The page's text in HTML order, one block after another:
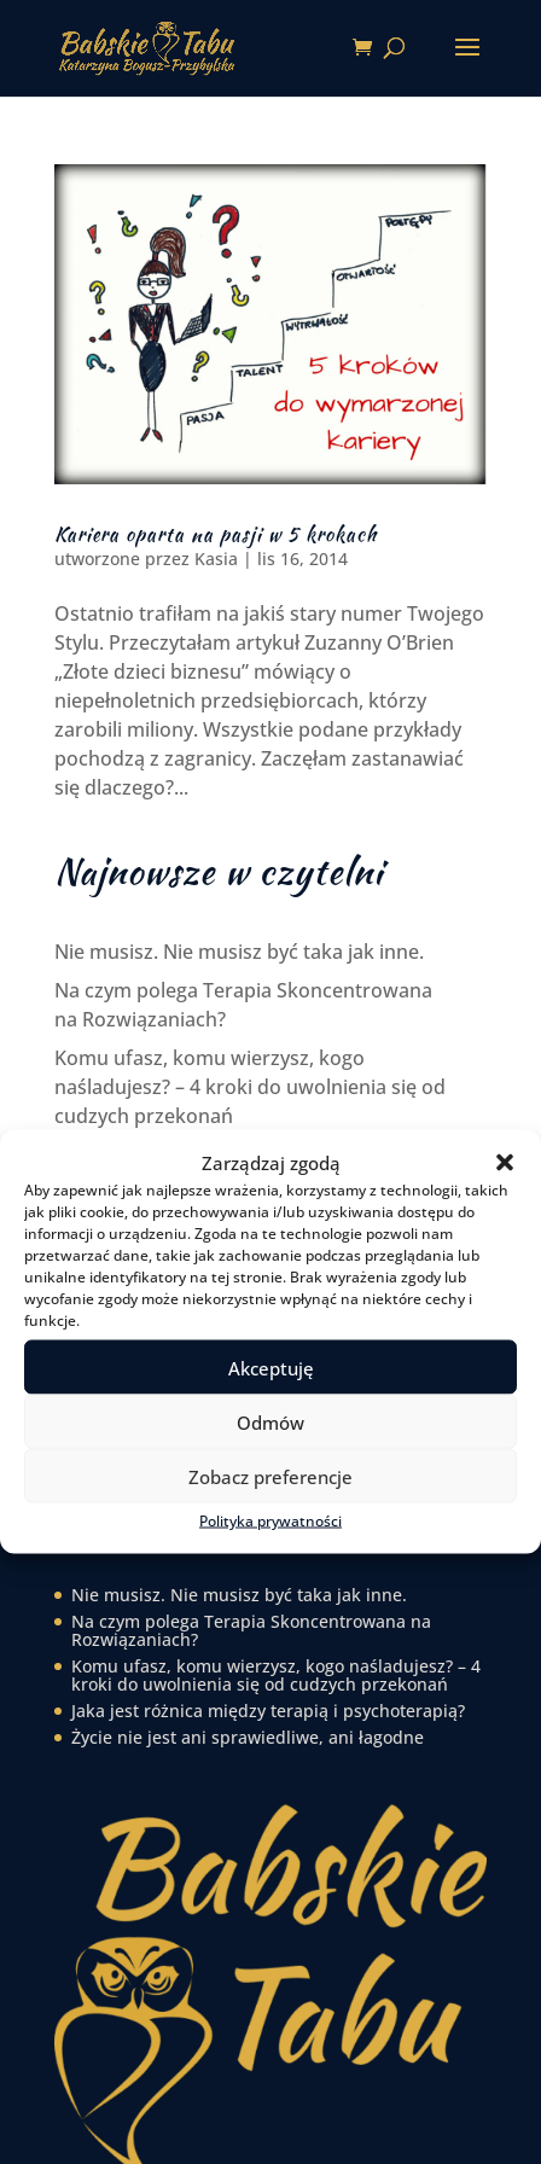
Zarządzaj zgodą
Aby zapewnić jak najlepsze wrażenia, korzystamy z technologii, takich
jak pliki cookie, do przechowywania i/lub uzyskiwania dostępu do
informacji o urządzeniu. Zgoda na te technologie pozwoli nam
przetwarzać dane, takie jak zachowanie podczas przeglądania lub
unikalne identyfikatory na tej stronie. Brak wyrażenia zgody lub
wycofanie zgody może niekorzystnie wpłynąć na niektóre cechy i
funkcje.
Akceptuję
Odmów
Zobacz preferencje
Polityka prywatności
Kariera oparta na pasji w 5 krokach
utworzone przez Kasia | lis 16, 2014
Ostatnio trafiłam na jakiś stary numer Twojego
Stylu. Przeczytałam artykuł Zuzanny O’Brien
„Złote dzieci biznesu” mówiący o
niepełnoletnich przedsiębiorcach, którzy
zarobili miliony. Wszystkie podane przykłady
pochodzą z zagranicy. Zaczęłam zastanawiać
się dlaczego?...
Najnowsze w czytelni
Nie musisz. Nie musisz być taka jak inne.
Na czym polega Terapia Skoncentrowana
na Rozwiązaniach?
Komu ufasz, komu wierzysz, kogo
naśladujesz? – 4 kroki do uwolnienia się od
cudzych przekonań
Jaka jest różnica między terapią i
psychoterapią?
Życie nie jest ani sprawiedliwe, ani łagodne
Menu
O mnie
Pracuj ze mną
Ostatnio na blogu
Nie musisz. Nie musisz być taka jak inne.
Na czym polega Terapia Skoncentrowana na
Rozwiązaniach?
Komu ufasz, komu wierzysz, kogo naśladujesz? – 4
kroki do uwolnienia się od cudzych przekonań
Jaka jest różnica między terapią i psychoterapią?
Życie nie jest ani sprawiedliwe, ani łagodne